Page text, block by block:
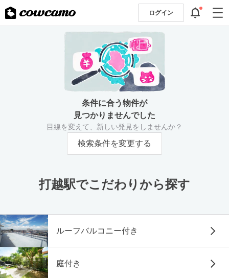
ログイン
条件に合う物件が
見つかりませんでした
目線を変えて、新しい発見をしませんか？
検索条件を変更する
打越駅でこだわりから探す
ルーフバルコニー付き
庭付き